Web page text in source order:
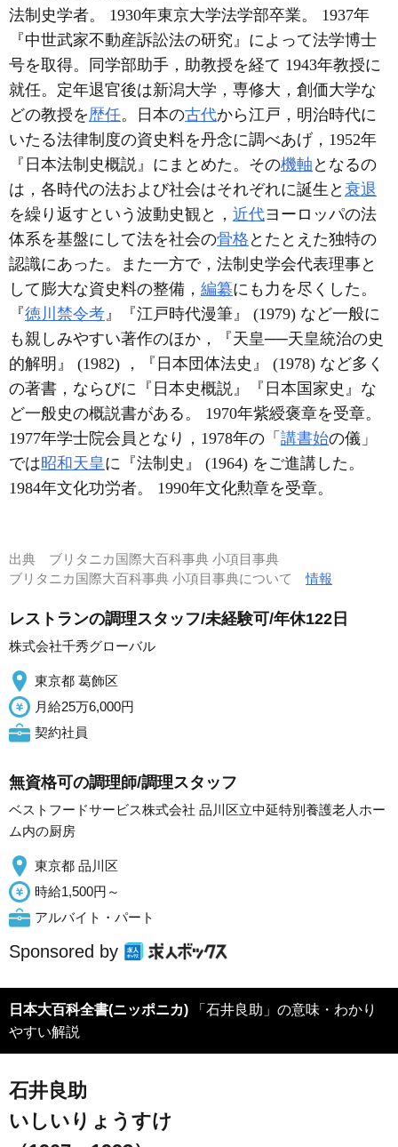
法制史学者。 1930年東京大学法学部卒業。 1937年
『中世武家不動産訴訟法の研究』によって法学博士
号を取得。同学部助手，助教授を経て 1943年教授に
就任。定年退官後は新潟大学，専修大，創価大学な
どの教授を歴任。日本の古代から江戸，明治時代に
いたる法律制度の資史料を丹念に調べあげ，1952年
『日本法制史概説』にまとめた。その機軸 となるの
は，各時代の法および社会はそれぞれに誕生と 衰退
を繰り返すという波動史観と， 近代ヨーロッパの法
体系を基盤にして法を社会の骨格 とたとえた独特の
認識にあった。また一方で，法制史学会代表理事と
して膨大な資史料の整備， 編纂にも力を尽くした。
『徳川禁令考 』『江戸時代漫筆』 (1979) など一般に
も親しみやすい著作のほか，『天皇──天皇統治の史
的解明』 (1982) ，『日本団体法史』 (1978) など多く
の著書，ならびに『日本史概説』『日本国家史』な
ど一般史の概説書がある。 1970年紫綬褒章を受章。
1977年学士院会員となり，1978年の「 講書始の儀」
では昭和天皇に『法制史』 (1964) をご進講した。
1984年文化功労者。 1990年文化勲章を受章。
出典 ブリタニカ国際大百科事典 小項目事典
ブリタニカ国際大百科事典 小項目事典について情報
レストランの調理スタッフ/未経験可/年休122日
株式会社千秀グローバル
東京都 葛飾区
月給25万6,000円
契約社員
無資格可の調理師/調理スタッフ
ベストフードサービス株式会社 品川区立中延特別養護老人ホー
ム内の厨房
東京都 品川区
時給1,500円～
アルバイト・パート
Sponsored by
日本大百科全書(ニッポニカ) 「石井良助」の意味・わかり
やすい解説
石井良助
いしいりょうすけ